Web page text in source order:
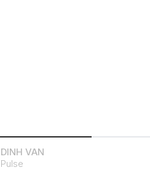
DINH VAN
Pulse